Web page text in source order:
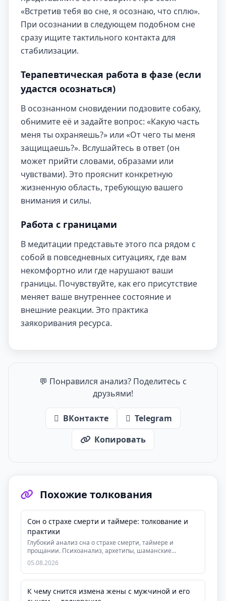
«Встретив тебя во сне, я осознаю, что сплю».
При осознании в следующем подобном сне
сразу ищите тактильного контакта для
стабилизации.
Терапевтическая работа в фазе (если
удастся осознаться)
В осознанном сновидении подзовите собаку,
обнимите её и задайте вопрос: «Какую часть
меня ты охраняешь?» или «От чего ты меня
защищаешь?». Вслушайтесь в ответ (он
может прийти словами, образами или
чувствами). Это прояснит конкретную
жизненную область, требующую вашего
внимания и силы.
Работа с границами
В медитации представьте этого пса рядом с
собой в повседневных ситуациях, где вам
некомфортно или где нарушают ваши
границы. Почувствуйте, как его присутствие
меняет ваше внутреннее состояние и
внешние реакции. Это практика
заякоривания ресурса.
💬 Понравился анализ? Поделитесь с
друзьями!
ВКонтакте
Telegram
Копировать
Похожие толкования
Сон о страхе смерти и таймере: толкование и
практики
Глубокий анализ сна о страхе смерти, таймере и
прощании. Психоанализ, архетипы, шаманские
практики и...
05.08.2026
К чему снится измена жены с мужчиной и его